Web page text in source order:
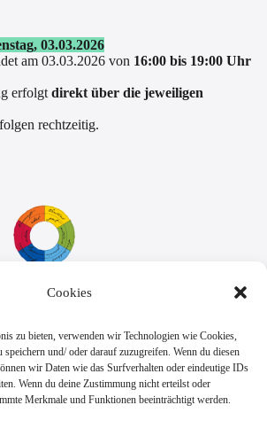
Cookies
zu bieten, verwenden wir Technologien wie Cookies,
und/ oder darauf zuzugreifen. Wenn du diesen
wir Daten wie das Surfverhalten oder eindeutige IDs
Wenn du deine Zustimmung nicht erteilst oder
Merkmale und Funktionen beeinträchtigt werden.
03.03.2026
am 03.03.2026 von 16:00 bis 19:00 Uhr
erfolgt direkt über die jeweiligen
rechtzeitig.
bis 13.00 Uhr
Telefon
+49 6071 9888 0
50